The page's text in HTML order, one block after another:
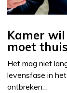
Kamer
moet
Het mag niet
levensfase in
ontbreken…